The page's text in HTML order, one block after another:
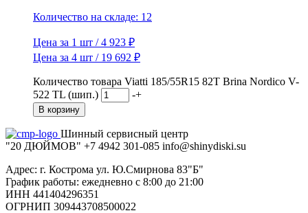
Количество на складе: 12
Цена за 1 шт / 4 923 ₽
Цена за 4 шт / 19 692 ₽
Количество товара Viatti 185/55R15 82T Brina Nordico V-
522 TL (шип.)
-+
В корзину
Шинный сервисный центр
"20 ДЮЙМОВ" +7 4942 301-085 info@shinydiski.su
Адрес: г. Кострома ул. Ю.Смирнова 83"Б"
График работы: ежедневно с 8:00 до 21:00
ИНН 441404296351
ОГРНИП 309443708500022